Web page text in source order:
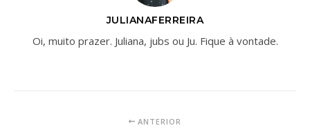
JULIANAFERREIRA
Oi, muito prazer. Juliana, jubs ou Ju. Fique à vontade.
ANTERIOR